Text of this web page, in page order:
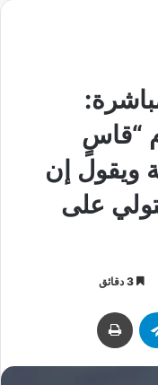
“قاسٍ
ويقول إن
على